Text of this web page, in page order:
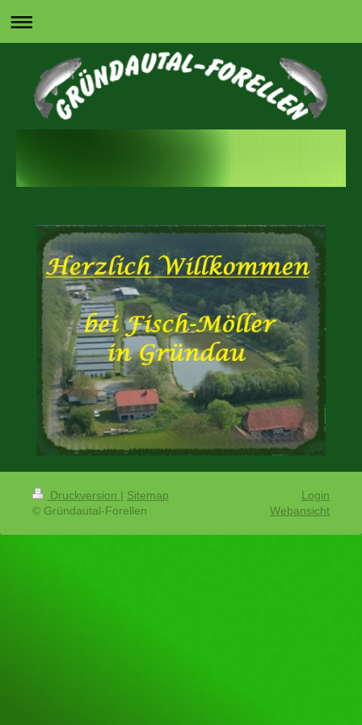
Druckversion | Sitemap
© Gründautal-Forellen
Login
Webansicht